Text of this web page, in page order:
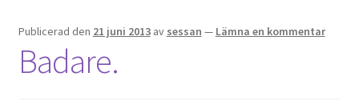
Publicerad den 21 juni 2013 av sessan — Lämna en kommentar
Badare.